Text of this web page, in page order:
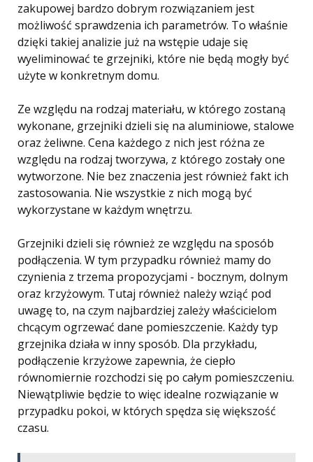
zakupowej bardzo dobrym rozwiązaniem jest
możliwość sprawdzenia ich parametrów. To właśnie
dzięki takiej analizie już na wstępie udaje się
wyeliminować te grzejniki, które nie będą mogły być
użyte w konkretnym domu.
Ze względu na rodzaj materiału, w którego zostaną
wykonane, grzejniki dzieli się na aluminiowe, stalowe
oraz żeliwne. Cena każdego z nich jest różna ze
względu na rodzaj tworzywa, z którego zostały one
wytworzone. Nie bez znaczenia jest również fakt ich
zastosowania. Nie wszystkie z nich mogą być
wykorzystane w każdym wnętrzu.
Grzejniki dzieli się również ze względu na sposób
podłączenia. W tym przypadku również mamy do
czynienia z trzema propozycjami - bocznym, dolnym
oraz krzyżowym. Tutaj również należy wziąć pod
uwagę to, na czym najbardziej zależy właścicielom
chcącym ogrzewać dane pomieszczenie. Każdy typ
grzejnika działa w inny sposób. Dla przykładu,
podłączenie krzyżowe zapewnia, że ciepło
równomiernie rozchodzi się po całym pomieszczeniu.
Niewątpliwie będzie to więc idealne rozwiązanie w
przypadku pokoi, w których spędza się większość
czasu.